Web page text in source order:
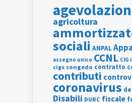
agricoltura
sociali ANPAL
assegno unico CCNL CIG
cigs congedo contratto
contributi
coronavirus
Disabili DURC fiscale